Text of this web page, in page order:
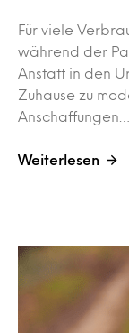
Für viele
während der
Anstatt in den
Zuhause zu
Anschaffungen…
Weiterlesen